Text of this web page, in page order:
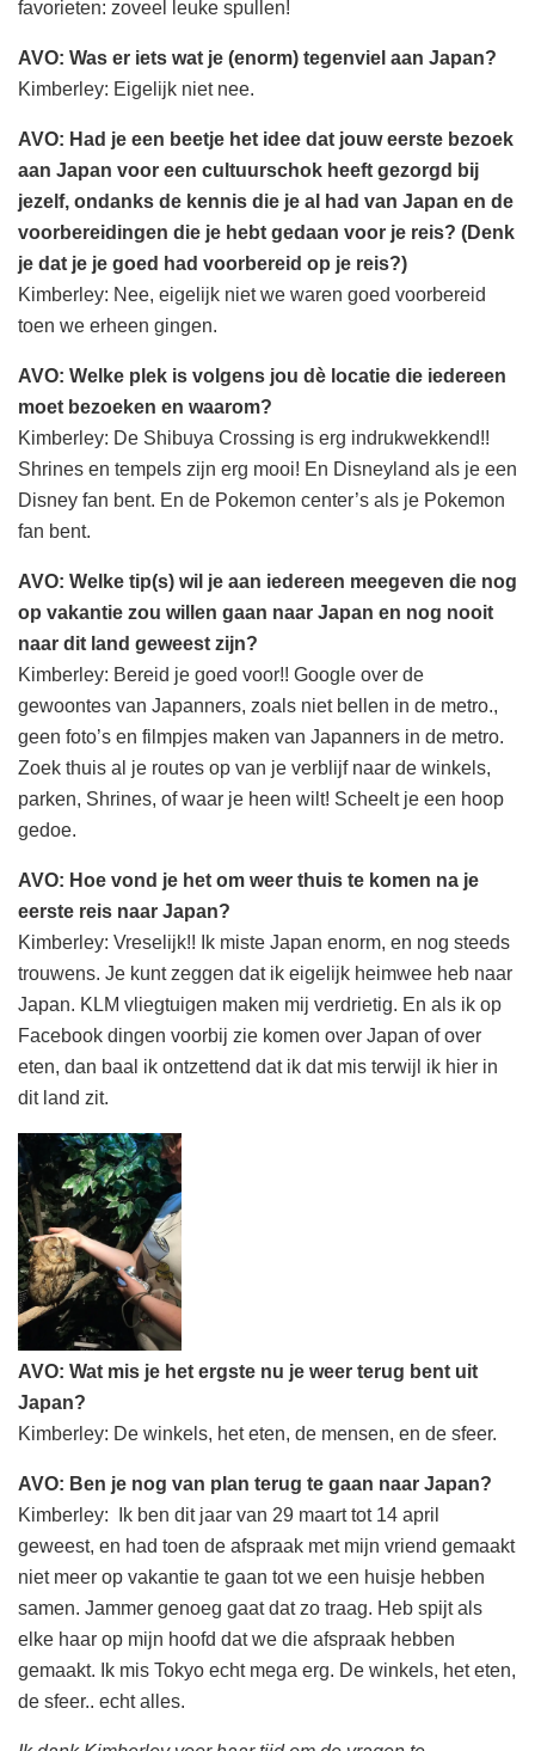
favorieten: zoveel leuke spullen!
AVO: Was er iets wat je (enorm) tegenviel aan Japan?
Kimberley: Eigelijk niet nee.
AVO: Had je een beetje het idee dat jouw eerste bezoek
aan Japan voor een cultuurschok heeft gezorgd bij
jezelf, ondanks de kennis die je al had van Japan en de
voorbereidingen die je hebt gedaan voor je reis? (Denk
je dat je je goed had voorbereid op je reis?)
Kimberley: Nee, eigelijk niet we waren goed voorbereid
toen we erheen gingen.
AVO: Welke plek is volgens jou dè locatie die iedereen
moet bezoeken en waarom?
Kimberley: De Shibuya Crossing is erg indrukwekkend!!
Shrines en tempels zijn erg mooi! En Disneyland als je een
Disney fan bent. En de Pokemon center’s als je Pokemon
fan bent.
AVO: Welke tip(s) wil je aan iedereen meegeven die nog
op vakantie zou willen gaan naar Japan en nog nooit
naar dit land geweest zijn?
Kimberley: Bereid je goed voor!! Google over de
gewoontes van Japanners, zoals niet bellen in de metro.,
geen foto’s en filmpjes maken van Japanners in de metro.
Zoek thuis al je routes op van je verblijf naar de winkels,
parken, Shrines, of waar je heen wilt! Scheelt je een hoop
gedoe.
AVO: Hoe vond je het om weer thuis te komen na je
eerste reis naar Japan?
Kimberley: Vreselijk!! Ik miste Japan enorm, en nog steeds
trouwens. Je kunt zeggen dat ik eigelijk heimwee heb naar
Japan. KLM vliegtuigen maken mij verdrietig. En als ik op
Facebook dingen voorbij zie komen over Japan of over
eten, dan baal ik ontzettend dat ik dat mis terwijl ik hier in
dit land zit.
AVO: Wat mis je het ergste nu je weer terug bent uit
Japan?
Kimberley: De winkels, het eten, de mensen, en de sfeer.
AVO: Ben je nog van plan terug te gaan naar Japan?
Kimberley: Ik ben dit jaar van 29 maart tot 14 april
geweest, en had toen de afspraak met mijn vriend gemaakt
niet meer op vakantie te gaan tot we een huisje hebben
samen. Jammer genoeg gaat dat zo traag. Heb spijt als
elke haar op mijn hoofd dat we die afspraak hebben
gemaakt. Ik mis Tokyo echt mega erg. De winkels, het eten,
de sfeer.. echt alles.